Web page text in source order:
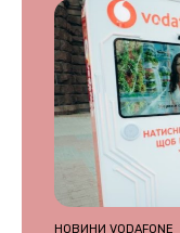
НОВИНИ VODAFONE